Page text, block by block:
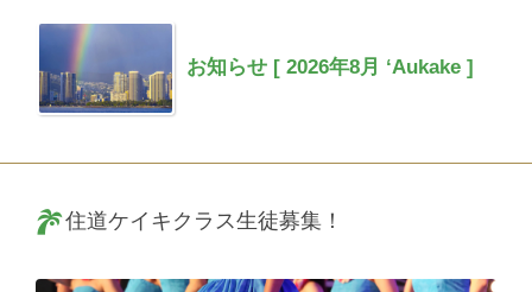
お知らせ [ 2026年8月 ‘Aukake ]
住道ケイキクラス生徒募集！